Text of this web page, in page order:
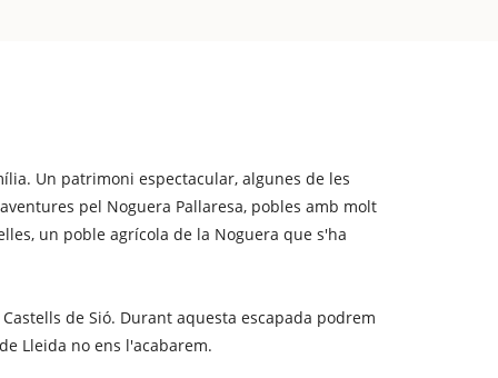
Un patrimoni espectacular, algunes de les
pel Noguera Pallaresa, pobles amb molt
un poble agrícola de la Noguera que s'ha
de Sió. Durant aquesta escapada podrem
Lleida no ens l'acabarem.